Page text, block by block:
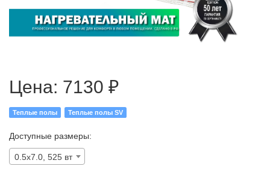
Цена: 7130 ₽
Теплые полы Теплые полы SV
Доступные размеры:
0.5x7.0, 525 вт